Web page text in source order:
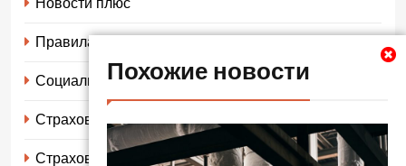
Похожие новости
Правила страхования
Социальное страхование
Страхование автомобиля
Страхование жизни